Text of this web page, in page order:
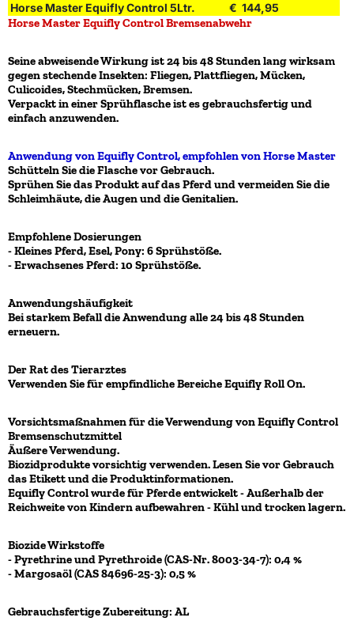
Horse Master Equifly Control 5Ltr.
€ 144,95
Horse Master Equifly Control Bremsenabwehr
Seine abweisende Wirkung ist 24 bis 48 Stunden lang wirksam
gegen stechende Insekten: Fliegen, Plattfliegen, Mücken,
Culicoides, Stechmücken, Bremsen.
Verpackt in einer Sprühflasche ist es gebrauchsfertig und
einfach anzuwenden.
Anwendung von Equifly Control, empfohlen von Horse Master
Schütteln Sie die Flasche vor Gebrauch.
Sprühen Sie das Produkt auf das Pferd und vermeiden Sie die
Schleimhäute, die Augen und die Genitalien.
Empfohlene Dosierungen
- Kleines Pferd, Esel, Pony: 6 Sprühstöße.
- Erwachsenes Pferd: 10 Sprühstöße.
Anwendungshäufigkeit
Bei starkem Befall die Anwendung alle 24 bis 48 Stunden
erneuern.
Der Rat des Tierarztes
Verwenden Sie für empfindliche Bereiche Equifly Roll On.
Vorsichtsmaßnahmen für die Verwendung von Equifly Control
Bremsenschutzmittel
Äußere Verwendung.
Biozidprodukte vorsichtig verwenden. Lesen Sie vor Gebrauch
das Etikett und die Produktinformationen.
Equifly Control wurde für Pferde entwickelt - Außerhalb der
Reichweite von Kindern aufbewahren - Kühl und trocken lagern.
Biozide Wirkstoffe
- Pyrethrine und Pyrethroide (CAS-Nr. 8003-34-7): 0,4 %
- Margosaöl (CAS 84696-25-3): 0,5 %
Gebrauchsfertige Zubereitung: AL